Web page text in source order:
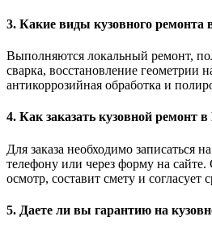
3. Какие виды кузовного ремонта
Выполняются локальный ремонт,
сварка, восстановление геометрии
антикоррозийная обработка и
4. Как заказать кузовной ремонт
Для заказа необходимо записаться
телефону или через форму на
осмотр, составит смету и согласует
5. Даете ли вы гарантию на